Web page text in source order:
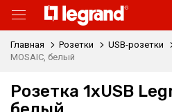
Главная Розетки USB-розетки
MOSAIC, белый
Розетка 1xUSB